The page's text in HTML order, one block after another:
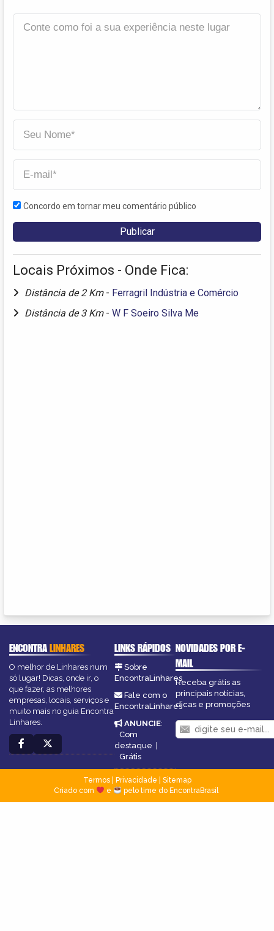
Concordo em tornar meu comentário público
Locais Próximos - Onde Fica:
Distância de 2 Km - Ferragril Indústria e Comércio
Distância de 3 Km - W F Soeiro Silva Me
ENCONTRALINHARES
O melhor de Linhares num
só lugar! Dicas, onde ir, o
que fazer, as melhores
empresas, locais, serviços e
muito mais no guia Encontra
Linhares.
LINKS RÁPIDOS
Sobre
EncontraLinhares
Fale com o
EncontraLinhares
ANUNCIE:
Com
destaque |
Grátis
NOVIDADES POR E-
MAIL
Receba grátis as
principais notícias,
dicas e promoções
Termos| Privacidade
Sitemap
Criado com
e pelo time do EncontraBrasil